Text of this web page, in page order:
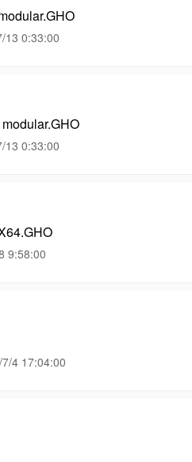
13 0:33:00
13 0:33:00
9:58:00
4 17:04:00